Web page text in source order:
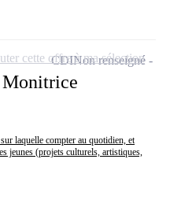
laquelle compter au quotidien, et
jeunes (projets culturels, artistiques,
CDINon renseigné
cette offre à ma sélection